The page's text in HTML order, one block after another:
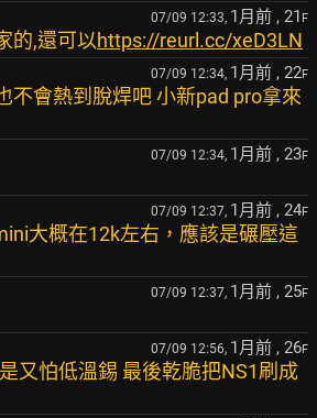
07/09 12:33, 1月前 , 21 F
的,還可以https://reurl.cc/xeD3LN
07/09 12:34, 1月前 , 22F
不會熱到脫焊吧 小新pad pro拿來
07/09 12:34, 1月前 , 23F
07/09 12:37, 1月前 , 24F
大概在12k左右，應該是碾壓這
07/09 12:37, 1月前 , 25F
07/09 12:56, 1月前 , 26F
又怕低溫錫 最後乾脆把NS1刷成